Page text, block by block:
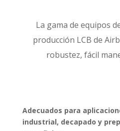
La gama de equipos
producción LCB de
robustez, fácil
Adecuados para
industrial, decapado y